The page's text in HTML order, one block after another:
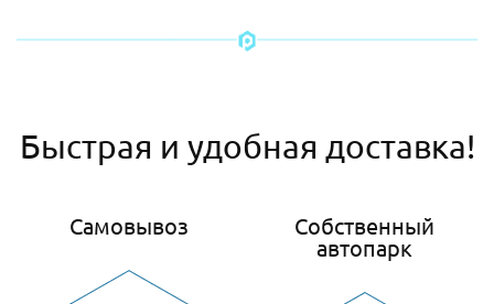
Быстрая и удобная доставка!
Самовывоз
Собственный
автопарк